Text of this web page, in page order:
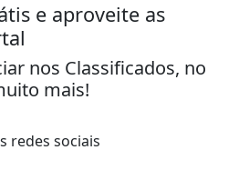
e aproveite as
nos Classificados, no
mais!
redes sociais